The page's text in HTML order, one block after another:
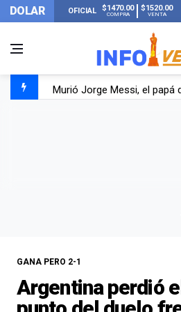
DOLAR OFICIAL $1470.00
COMPRA
$1520.00
VENTA
Murió Jorge Messi, el papá
GANA PERO 2-1
Argentina perdió